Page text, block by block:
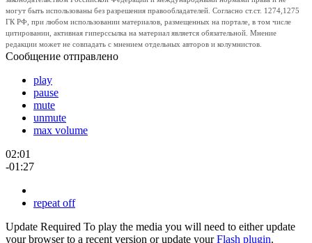
могут быть использованы без разрешения правообладателей. Согласно ст.ст. 1274,1275
ГК РФ, при любом использовании материалов, размещенных на портале, в том числе
цитировании, активная гиперссылка на материал является обязательной. Мнение
редакции может не совпадать с мнением отдельных авторов и колумнистов.
Сообщение отправлено
play
pause
mute
unmute
max volume
02:01
-01:27
repeat off
Update Required To play the media you will need to either update
your browser to a recent version or update yourFlash plugin.